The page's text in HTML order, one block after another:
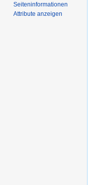
Seiten­­informationen
Attribute anzeigen